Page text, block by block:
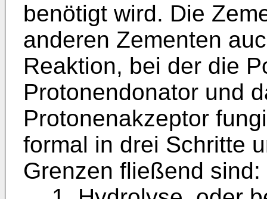
benötigt wird. Die
anderen Zementen
Reaktion, bei der die
Protonendonator und
Protonenakzeptor
formal in drei Schritte
Grenzen fließend sind: